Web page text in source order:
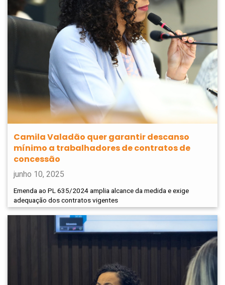
Camila Valadão quer garantir descanso
mínimo a trabalhadores de contratos de
concessão
junho 10, 2025
Emenda ao PL 635/2024 amplia alcance da medida e exige
adequação dos contratos vigentes